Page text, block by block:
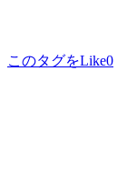
このタグをLike0